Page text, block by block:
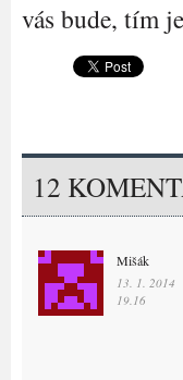
vás bude, tím
12
Mišák
13. 1. 2014
19.16